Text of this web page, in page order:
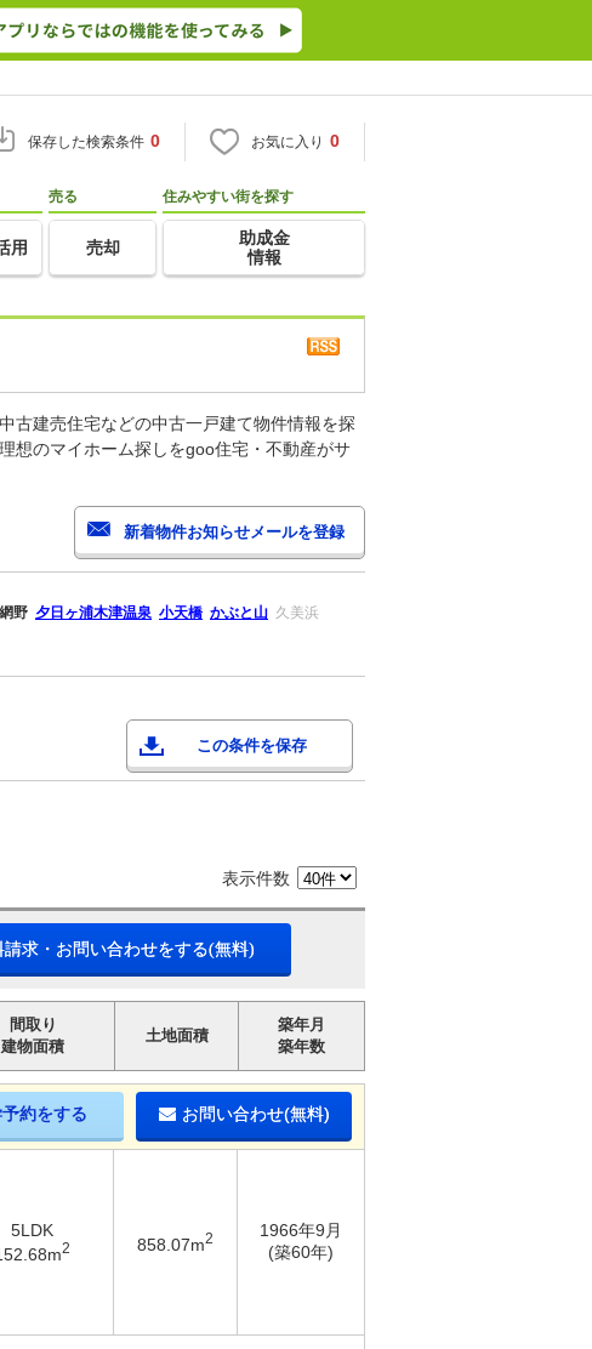
保存した検索条件 0 お気に入り 0
用
売る
売却
住みやすい街を探す
助成金
情報
古建売住宅などの中古一戸建て物件情報を探
想のマイホーム探しをgoo住宅・不動産がサ
網野 夕日ヶ浦木津温泉 小天橋 かぶと山 久美浜
この条件を保存
表示件数
請求・お問い合わせをする(無料)
間取り
建物面積
土地面積
築年月
築年数
予約をする お問い合わせ(無料)
5LDK
2 858.07m2
1966年9月
(築60年)